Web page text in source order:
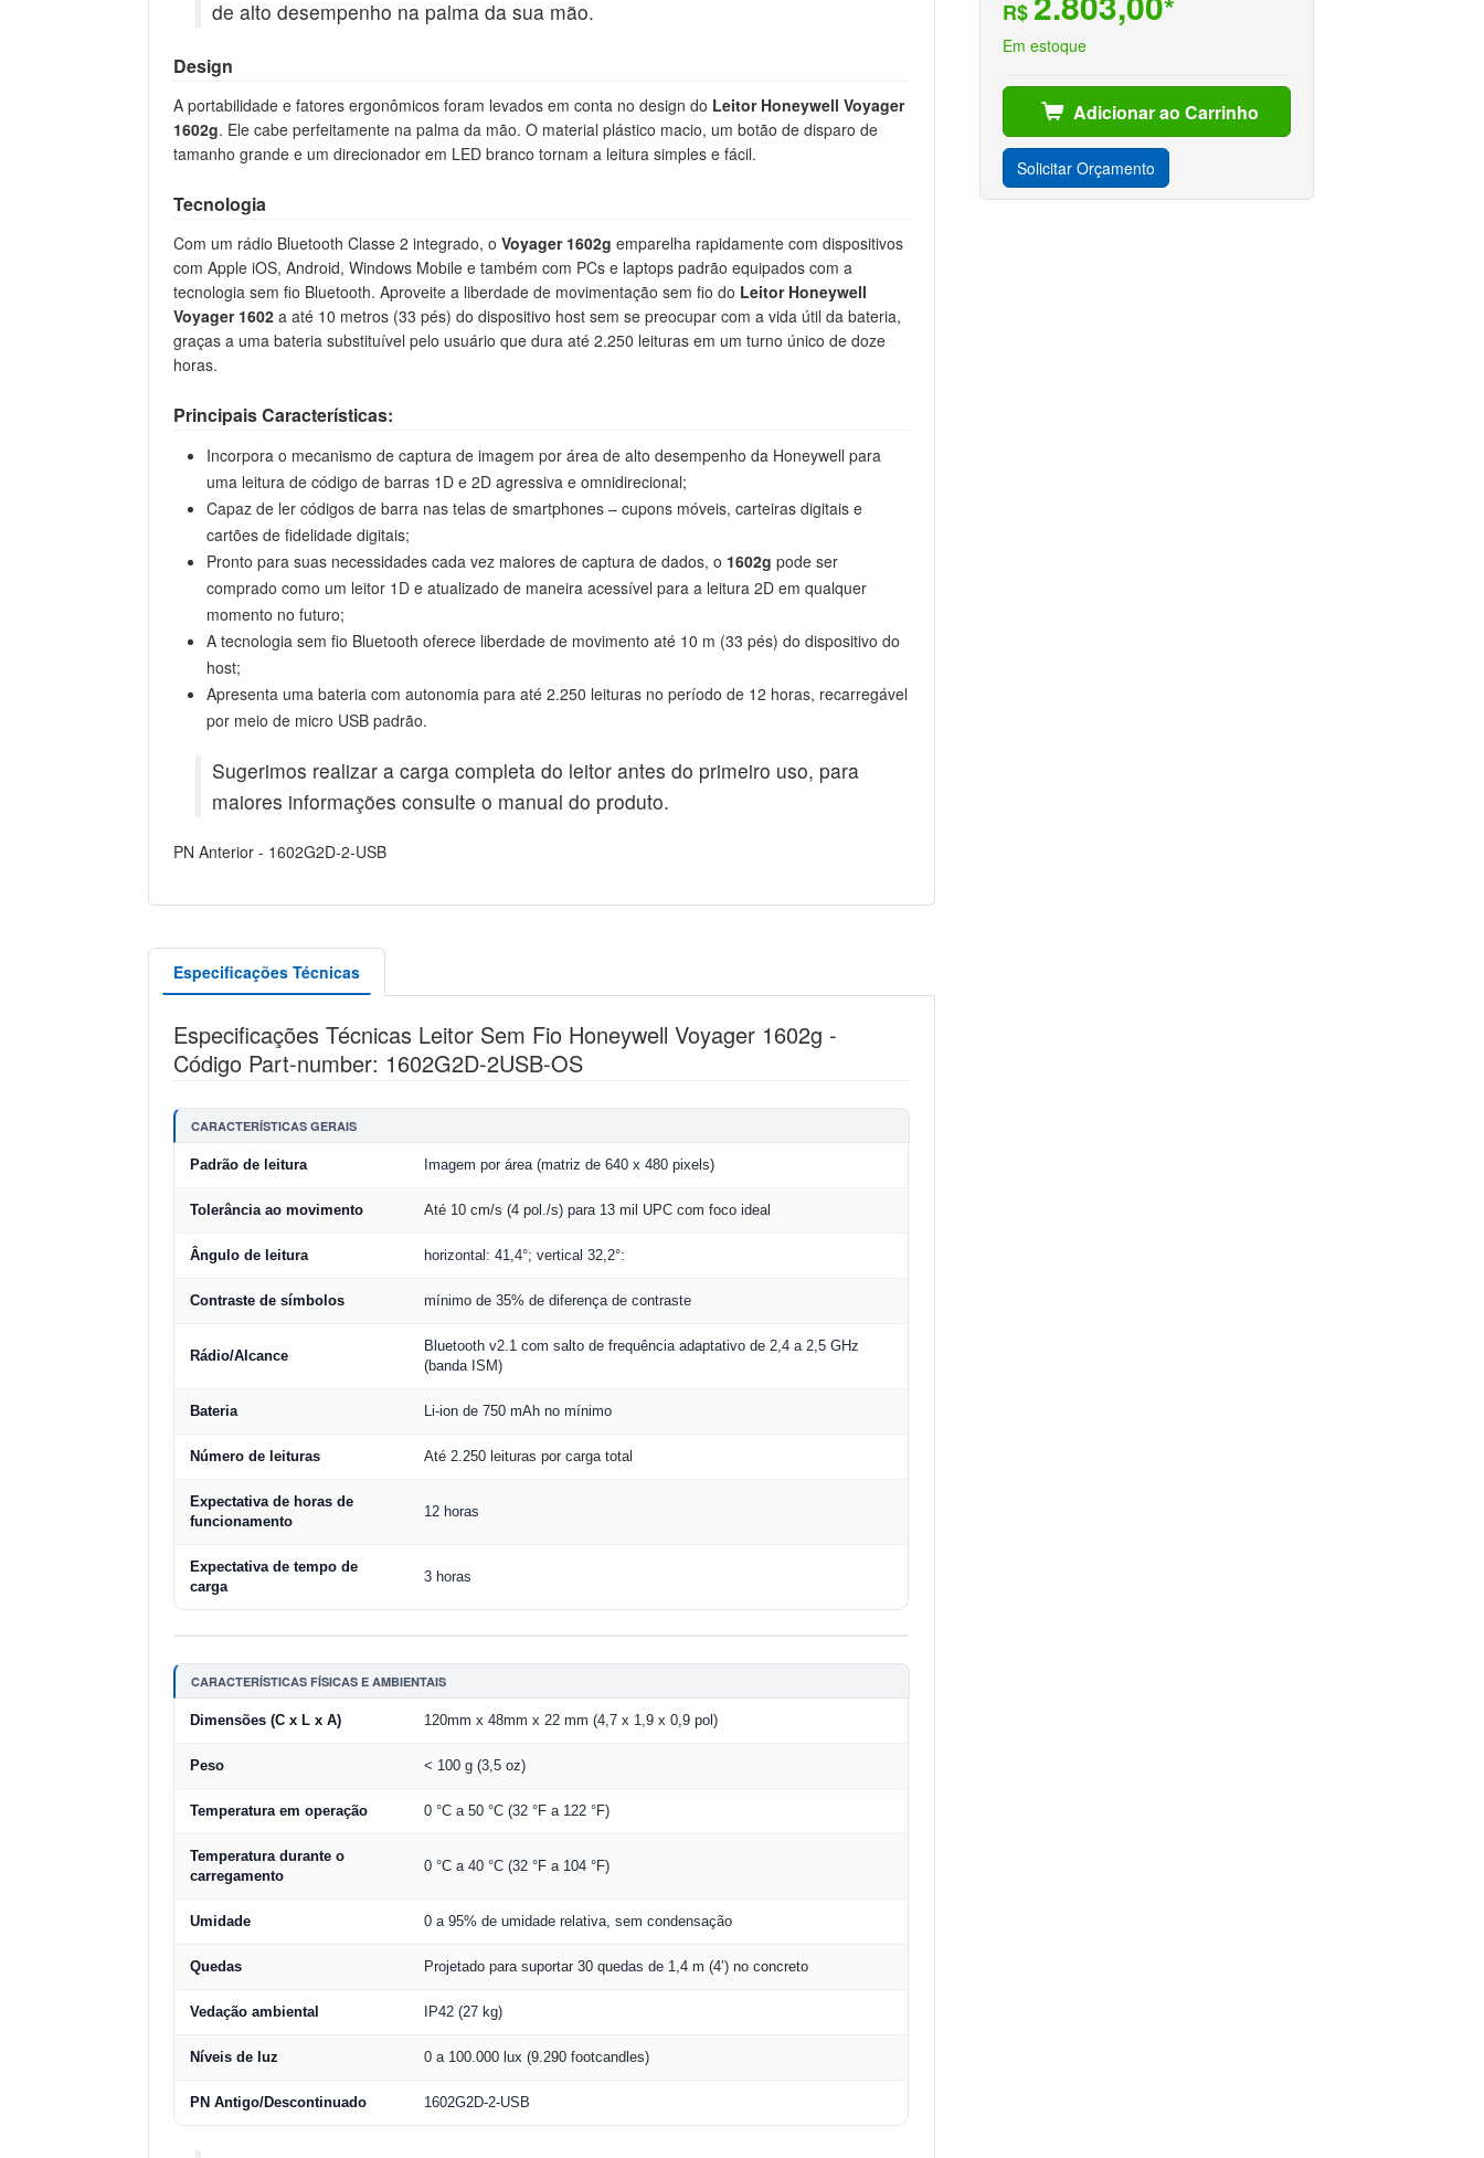
de alto desempenho na palma da sua mão.
Design
A portabilidade e fatores ergonômicos foram levados em conta no design do Leitor Honeywell Voyager
1602g. Ele cabe perfeitamente na palma da mão. O material plástico macio, um botão de disparo de
tamanho grande e um direcionador em LED branco tornam a leitura simples e fácil.
Tecnologia
Com um rádio Bluetooth Classe 2 integrado, oVoyager 1602g emparelha rapidamente com dispositivos
com Apple iOS, Android, Windows Mobile e também com PCs e laptops padrão equipados com a
tecnologia sem fio Bluetooth. Aproveite a liberdade de movimentação sem fio do Leitor Honeywell
Voyager 1602 a até 10 metros (33 pés) do dispositivo host sem se preocupar com a vida útil da bateria,
graças a uma bateria substituível pelo usuário que dura até 2.250 leituras em um turno único de doze
horas.
Principais Características:
Incorpora o mecanismo de captura de imagem por área de alto desempenho da Honeywell para
uma leitura de código de barras 1D e 2D agressiva e omnidirecional;
Capaz de ler códigos de barra nas telas de smartphones – cupons móveis, carteiras digitais e
cartões de fidelidade digitais;
Pronto para suas necessidades cada vez maiores de captura de dados, o 1602gpode ser
comprado como um leitor 1D e atualizado de maneira acessível para a leitura 2D em qualquer
momento no futuro;
A tecnologia sem fio Bluetooth oferece liberdade de movimento até 10 m (33 pés) do dispositivo do
host;
Apresenta uma bateria com autonomia para até 2.250 leituras no período de 12 horas, recarregável
por meio de micro USB padrão.
Sugerimos realizar a carga completa do leitor antes do primeiro uso, para
maiores informações consulte o manual do produto.
PN Anterior - 1602G2D-2-USB
Especificações Técnicas
Especificações Técnicas Leitor Sem Fio Honeywell Voyager 1602g -
Código Part-number: 1602G2D-2USB-OS
CARACTERÍSTICAS GERAIS
Padrão de leitura Imagem por área (matriz de 640 x 480 pixels)
Tolerância ao movimento Até 10 cm/s (4 pol./s) para 13 mil UPC com foco ideal
Ângulo de leitura horizontal: 41,4°; vertical 32,2°:
Contraste de símbolos mínimo de 35% de diferença de contraste
Rádio/Alcance
Bluetooth v2.1 com salto de frequência adaptativo de 2,4 a 2,5 GHz
(banda ISM)
Bateria Li-ion de 750 mAh no mínimo
Número de leituras Até 2.250 leituras por carga total
Expectativa de horas de
funcionamento
12 horas
Expectativa de tempo de
carga
3 horas
CARACTERÍSTICAS FÍSICAS E AMBIENTAIS
Dimensões (C x L x A) 120mm x 48mm x 22 mm (4,7 x 1,9 x 0,9 pol)
Peso < 100 g (3,5 oz)
Temperatura em operação 0 °C a 50 °C (32 °F a 122 °F)
Temperatura durante o
carregamento
0 °C a 40 °C (32 °F a 104 °F)
Umidade 0 a 95% de umidade relativa, sem condensação
Quedas Projetado para suportar 30 quedas de 1,4 m (4’) no concreto
Vedação ambiental IP42 (27 kg)
Níveis de luz 0 a 100.000 lux (9.290 footcandles)
PN Antigo/Descontinuado 1602G2D-2-USB
R$
Em estoque
Adicionar ao Carrinho
Solicitar Orçamento